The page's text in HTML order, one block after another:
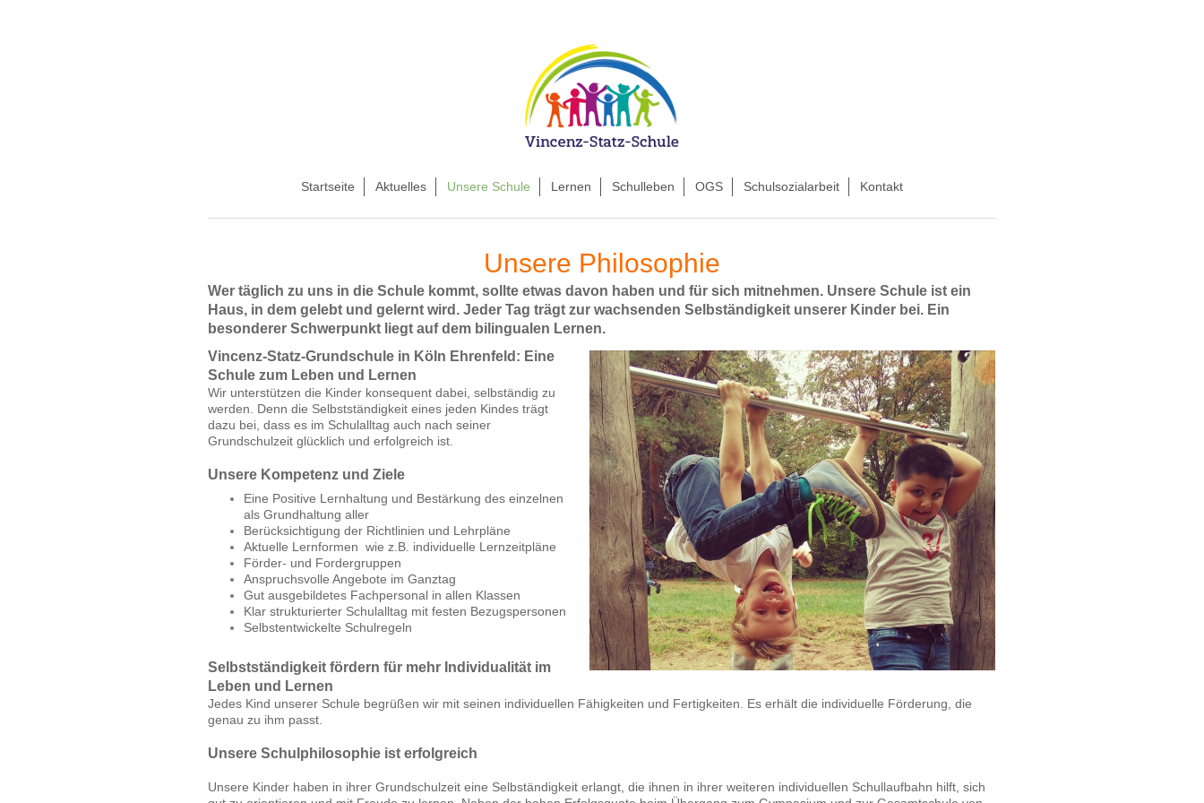
Startseite Aktuelles Unsere Schule Lernen Schulleben OGS Schulsozialarbeit Kontakt
Unsere Philosophie
Wer täglich zu uns in die Schule kommt, sollte etwas davon haben und für sich mitnehmen. Unsere Schule ist ein
Haus, in dem gelebt und gelernt wird. Jeder Tag trägt zur wachsenden Selbständigkeit unserer Kinder bei. Ein
besonderer Schwerpunkt liegt auf dem bilingualen Lernen.
Vincenz-Statz-Grundschule in Köln Ehrenfeld: Eine
Schule zum Leben und Lernen
Wir unterstützen die Kinder konsequent dabei, selbständig zu
werden. Denn die Selbstständigkeit eines jeden Kindes trägt
dazu bei, dass es im Schulalltag auch nach seiner
Grundschulzeit glücklich und erfolgreich ist.
Unsere Kompetenz und Ziele
Eine Positive Lernhaltung und Bestärkung des einzelnen
als Grundhaltung aller
Berücksichtigung der Richtlinien und Lehrpläne
Aktuelle Lernformen wie z.B. individuelle Lernzeitpläne
Förder- und Fordergruppen
Anspruchsvolle Angebote im Ganztag
Gut ausgebildetes Fachpersonal in allen Klassen
Klar strukturierter Schulalltag mit festen Bezugspersonen
Selbstentwickelte Schulregeln
Selbstständigkeit fördern für mehr Individualität im
Leben und Lernen
Jedes Kind unserer Schule begrüßen wir mit seinen individuellen Fähigkeiten und Fertigkeiten. Es erhält die individuelle Förderung, die
genau zu ihm passt.
Unsere Schulphilosophie ist erfolgreich
Unsere Kinder haben in ihrer Grundschulzeit eine Selbständigkeit erlangt, die ihnen in ihrer weiteren individuellen Schullaufbahn hilft, sich